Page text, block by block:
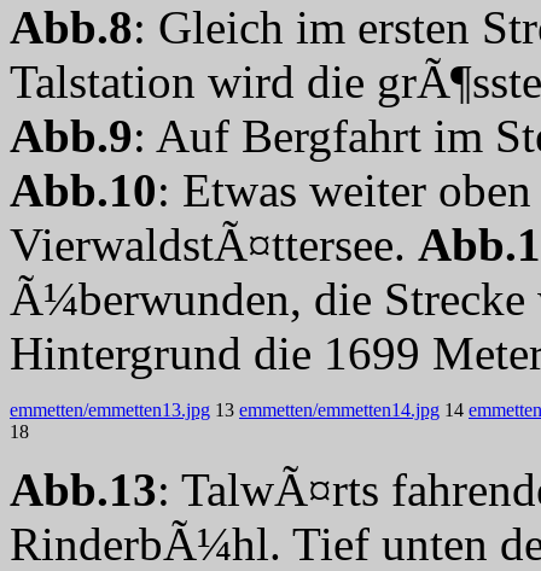
Abb.8: Gleich im ersten
Talstation wird die
Abb.9: Auf Bergfahrt im
Abb.10: Etwas weiter
VierwaldstÃ¤ttersee.
Ã¼berwunden, die
Hintergrund die 1699
emmetten/emmetten13.jpg 13 emmetten/emmetten14.jpg 14
18
Abb.13: TalwÃ¤rts
RinderbÃ¼hl. Tief unten